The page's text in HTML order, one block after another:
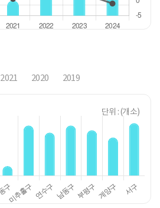
2021 2020 2019
단위 : (개소)